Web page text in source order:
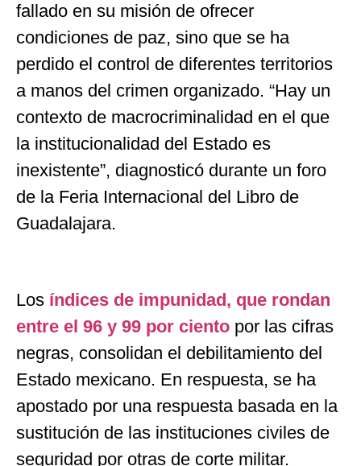
fallado en su misión de ofrecer
condiciones de paz, sino que se ha
perdido el control de diferentes territorios
a manos del crimen organizado. “Hay un
contexto de macrocriminalidad en el que
la institucionalidad del Estado es
inexistente”, diagnosticó durante un foro
de la Feria Internacional del Libro de
Guadalajara.
Los índices de impunidad, que rondan
entre el 96 y 99 por ciento por las cifras
negras, consolidan el debilitamiento del
Estado mexicano. En respuesta, se ha
apostado por una respuesta basada en la
sustitución de las instituciones civiles de
seguridad por otras de corte militar.